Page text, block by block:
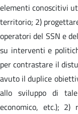
elementi conoscitivi
territorio; 2)
operatori del SSN e
su interventi e
per contrastare il
avuto il duplice
allo sviluppo di tale
economico, etc.);